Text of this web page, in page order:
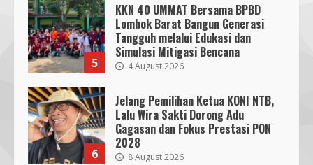
5
KKN 40 UMMAT Bersama BPBD
Lombok Barat Bangun Generasi
Tangguh melalui Edukasi dan
Simulasi Mitigasi Bencana
4 August 2026
6
Jelang Pemilihan Ketua KONI NTB,
Lalu Wira Sakti Dorong Adu
Gagasan dan Fokus Prestasi PON
2028
8 August 2026
3
SMPN 7 Mataram Menerapkan
Project Based Learning pada
Outing Class ke Destinasi Wisata
29 October 2023
Dugaan Penyerobotan Tanah Wakaf
di Praya, Kawal NTB: Sertifikat Hak